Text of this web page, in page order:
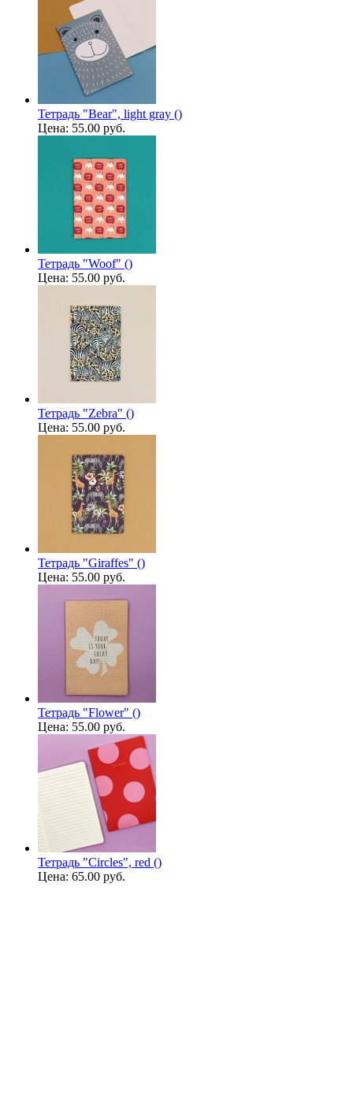
Тетрадь "Bear", light gray ()
Цена: 55.00 руб.
Тетрадь "Woof" ()
Цена: 55.00 руб.
Тетрадь "Zebra" ()
Цена: 55.00 руб.
Тетрадь "Giraffes" ()
Цена: 55.00 руб.
Тетрадь "Flower" ()
Цена: 55.00 руб.
Тетрадь "Circles", red ()
Цена: 65.00 руб.